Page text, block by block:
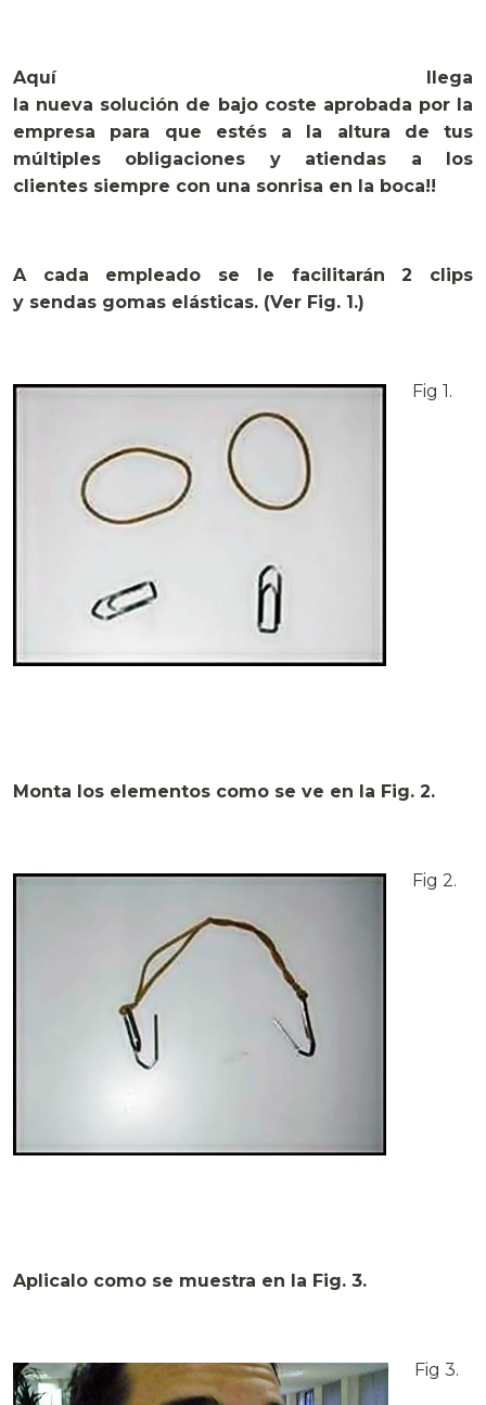
Aquí llega
la nueva solución de bajo coste aprobada por la
empresa para que estés a la altura de tus
múltiples obligaciones y atiendas a los
clientes siempre con una sonrisa en la boca!!
A cada empleado se le facilitarán 2 clips
y sendas gomas elásticas. (Ver Fig. 1.)
Fig 1.
Monta los elementos como se ve en la Fig. 2.
Fig 2.
Aplicalo como se muestra en la Fig. 3.
Fig 3.